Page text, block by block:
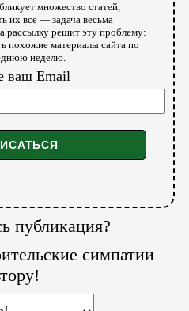
множество статей,
их все — задача весьма
рассылку решит эту проблему:
похожие материалы сайта по
неделю.
ваш Email
публикация?
симпатии